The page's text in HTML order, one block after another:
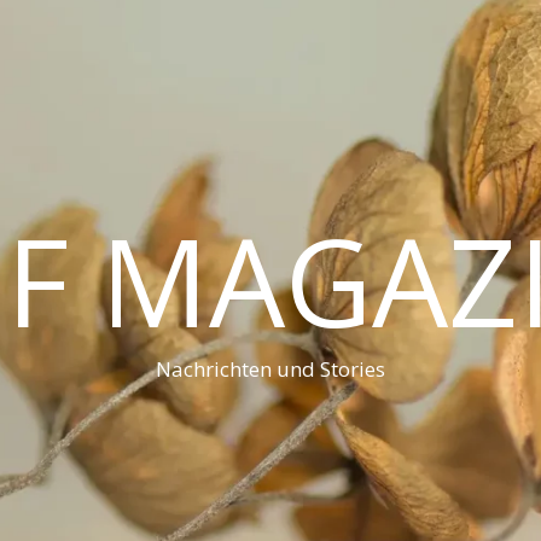
Nachrichten und Stories